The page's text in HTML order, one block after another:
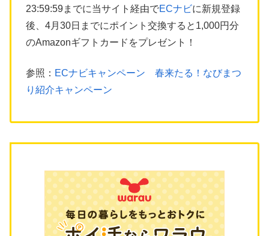
23:59:59までに当サイト経由でECナビに新規登録
後、4月30日までにポイント交換すると1,000円分
のAmazonギフトカードをプレゼント！
参照： ECナビキャンペーン 春来たる！なびまつ
り紹介キャンペーン